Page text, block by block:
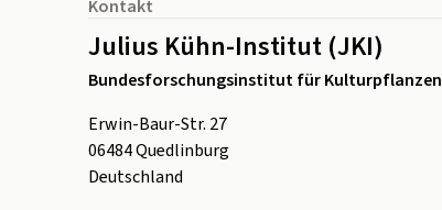
Kontakt
Julius Kühn-Institut (JKI)
Bundesforschungsinstitut für Kulturpflanzen
Erwin-Baur-Str. 27
06484Quedlinburg
Deutschland